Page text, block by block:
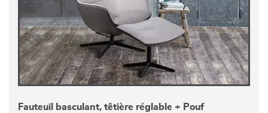
Fauteuil basculant, têtière réglable + Pouf